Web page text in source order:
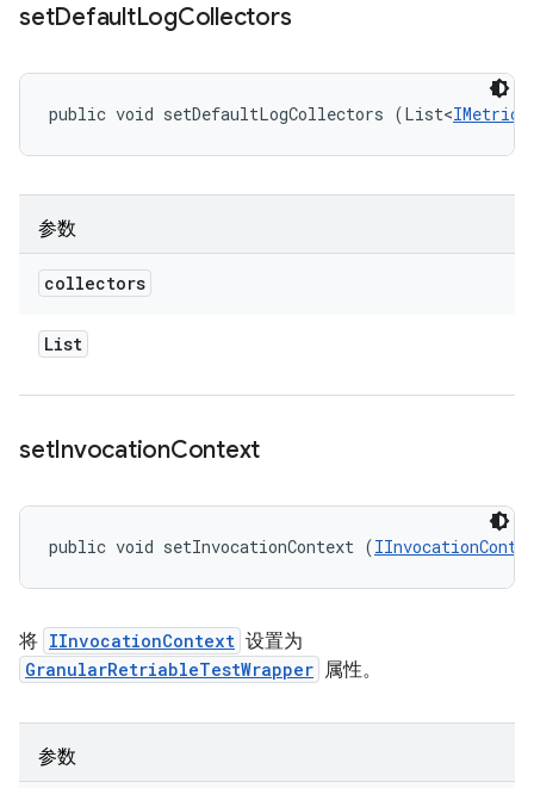
setDefaultLogCollectors
public void setDefaultLogCollectors (List<
参数
collectors
List
setInvocationContext
public void setInvocationContext (
将 IInvocationContext 设置为
GranularRetriableTestWrapper 属性。
参数